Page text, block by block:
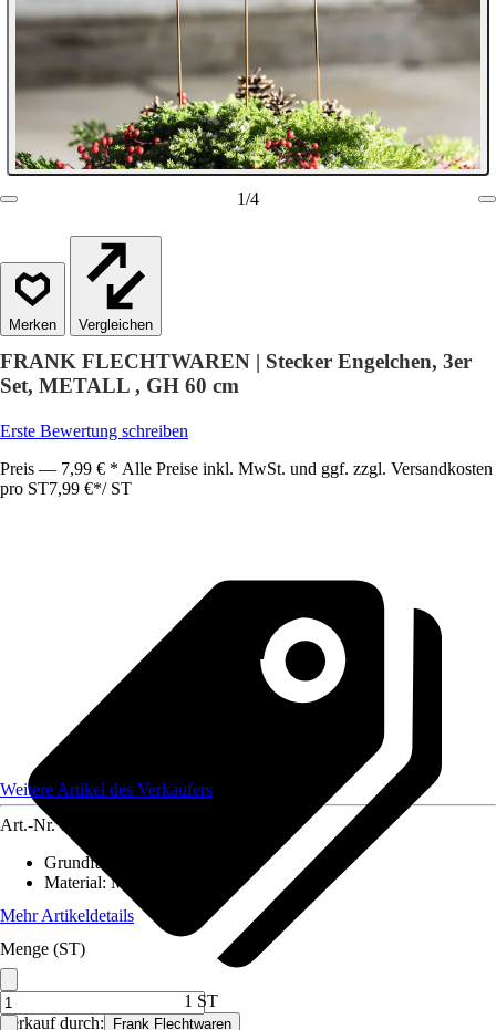
1/4
Vergleichen
FRANK FLECHTWAREN | Stecker Engelchen, 3er
Set, METALL , GH 60 cm
Erste Bewertung schreiben
Preis — 7,99 € * Alle Preise inkl. MwSt. und ggf. zzgl. Versandkosten
pro ST7,99 €*/ ST
Verkauf durch: Frank Flechtwaren
Weitere Artikel des Verkäufers
Art.-Nr. 12584411
Grundfarbe
Material:Metall
Mehr Artikeldetails
Menge (ST)
1 ST